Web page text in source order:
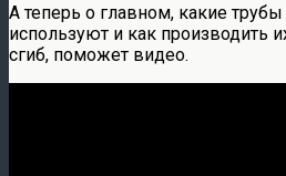
А теперь о главном, какие
используют и как производить
сгиб, поможет видео.